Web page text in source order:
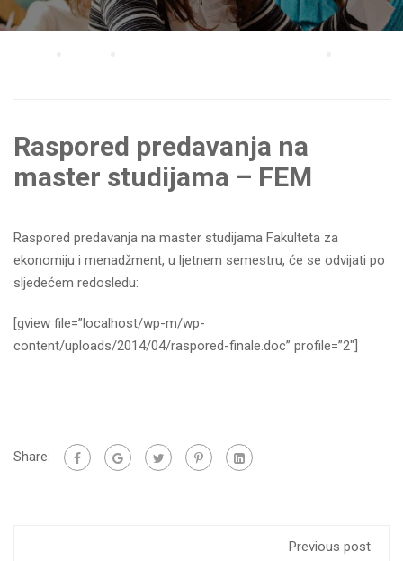
Raspored predavanja na
master studijama – FEM
Raspored predavanja na master studijama Fakulteta za
ekonomiju i menadžment, u ljetnem semestru, će se odvijati po
sljedećem redosledu:
[gview file=”localhost/wp-m/wp-
content/uploads/2014/04/raspored-finale.doc” profile=”2″]
Share:
Previous post